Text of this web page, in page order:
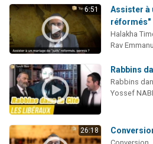
6:51
Assister à
réformés"
Halakha
Rav
Rabbins
Rabbins
Yossef
26:18